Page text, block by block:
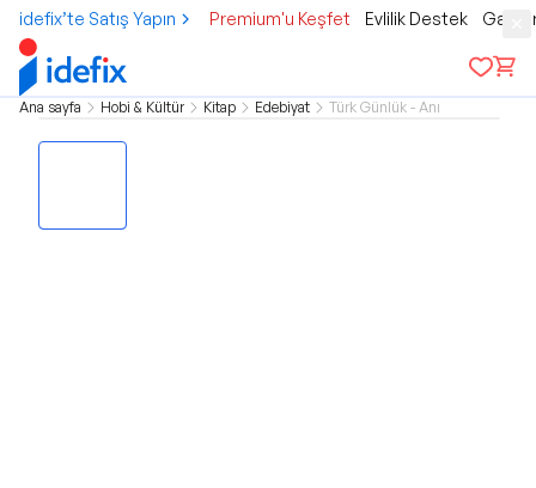
idefix’te Satış Yapın Premium'u Keşfet Evlilik Destek
Ana sayfa Hobi & Kültür Kitap Edebiyat Türk Günlük - Anı